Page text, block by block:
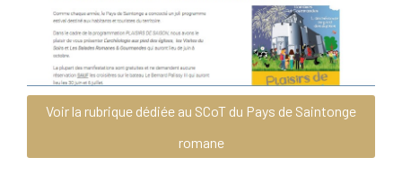
Voir la rubrique dédiée au SCoT du Pays de Saintonge
romane